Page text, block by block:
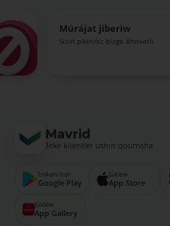
Múrájat jiberiw
Siziń pikirińiz bizge áhmietli
Mavrid
Jeke klientler ushın qosımsha
Imkani bar
Google Play
Júklew
App Store
Júklew
App Gallery